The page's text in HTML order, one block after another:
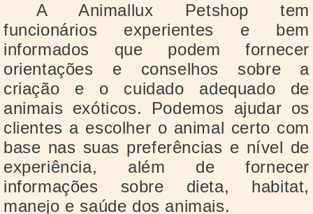
A Animallux Petshop tem
funcionários experientes e bem
informados que podem fornecer
orientações e conselhos sobre a
criação e o cuidado adequado de
animais exóticos. Podemos ajudar os
clientes a escolher o animal certo com
base nas suas preferências e nível de
experiência, além de fornecer
informações sobre dieta, habitat,
manejo e saúde dos animais.